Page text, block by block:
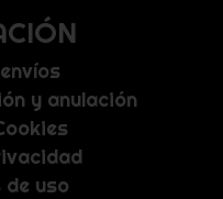
y anulación
de uso